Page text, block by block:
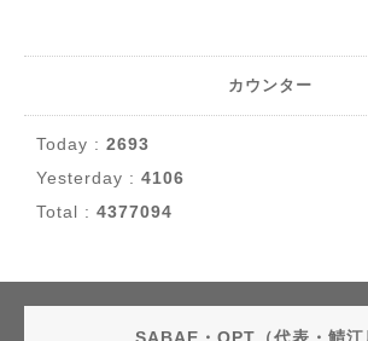
カウンター
Today : 2693
Yesterday : 4106
Total : 4377094